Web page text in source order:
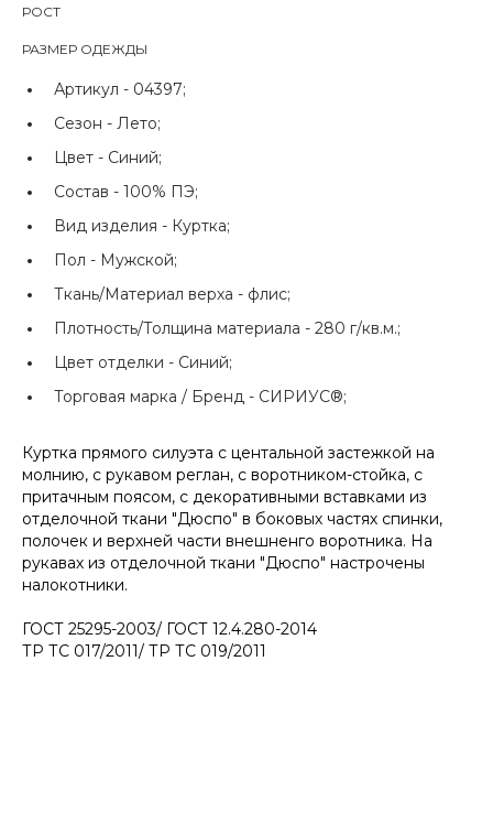
РОСТ
РАЗМЕР ОДЕЖДЫ
Артикул - 04397;
Сезон - Лето;
Цвет - Синий;
Состав - 100% ПЭ;
Вид изделия - Куртка;
Пол - Мужской;
Ткань/Материал верха - флис;
Плотность/Толщина материала - 280 г/кв.м.;
Цвет отделки - Синий;
Торговая марка / Бренд - СИРИУС®;
Куртка прямого силуэта с центальной застежкой на
молнию, с рукавом реглан, с воротником-стойка, с
притачным поясом, с декоративными вставками из
отделочной ткани "Дюспо" в боковых частях спинки,
полочек и верхней части внешненго воротника. На
рукавах из отделочной ткани "Дюспо" настрочены
налокотники.
ГОСТ 25295-2003/ ГОСТ 12.4.280-2014
ТР ТС 017/2011/ ТР ТС 019/2011